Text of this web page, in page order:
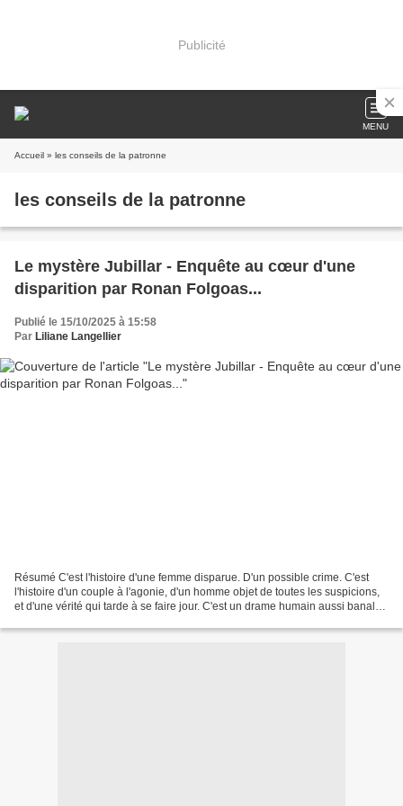
Publicité
MENU
Accueil » les conseils de la patronne
les conseils de la patronne
Le mystère Jubillar - Enquête au cœur d'une
disparition par Ronan Folgoas...
Publié le 15/10/2025 à 15:58
Par Liliane Langellier
Résumé C'est l'histoire d'une femme disparue. D'un possible crime. C'est
l'histoire d'un couple à l'agonie, d'un homme objet de toutes les suspicions,
et d'une vérité qui tarde à se faire jour. C'est un drame humain aussi banal